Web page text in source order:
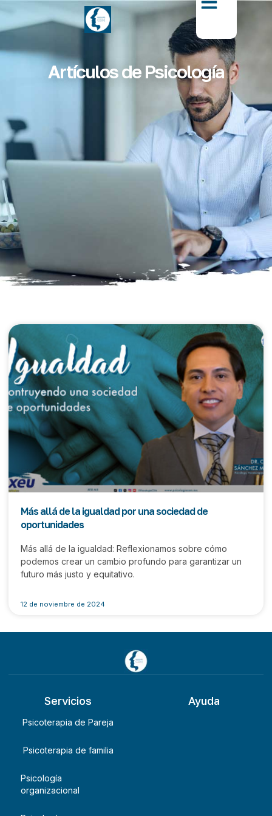
Artículos de Psicología
Más allá de la igualdad por una sociedad de
oportunidades
Más allá de la igualdad: Reflexionamos sobre cómo
podemos crear un cambio profundo para garantizar un
futuro más justo y equitativo.
12 de noviembre de 2024
Servicios
Psicoterapia de Pareja
Psicoterapia de familia
Psicología
organizacional
Ayuda